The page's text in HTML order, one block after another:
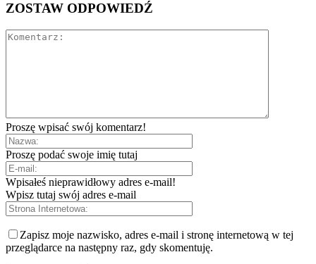
ZOSTAW ODPOWIEDŹ
Proszę wpisać swój komentarz!
Proszę podać swoje imię tutaj
Wpisałeś nieprawidłowy adres e-mail!
Wpisz tutaj swój adres e-mail
Zapisz moje nazwisko, adres e-mail i stronę internetową w tej
przeglądarce na następny raz, gdy skomentuję.